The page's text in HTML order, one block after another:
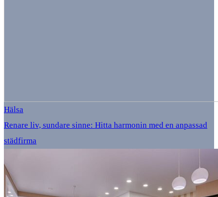
Hälsa
Renare liv, sundare sinne: Hitta harmonin med en anpassad
städfirma